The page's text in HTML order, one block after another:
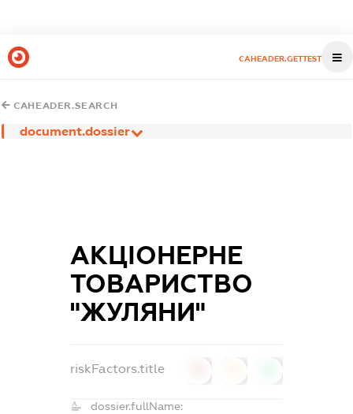
CAHEADER.GETTEST
CAHEADER.SEARCH
document.dossier
АКЦІОНЕРНЕ
ТОВАРИСТВО
"ЖУЛЯНИ"
riskFactors.title
dossier.fullName: